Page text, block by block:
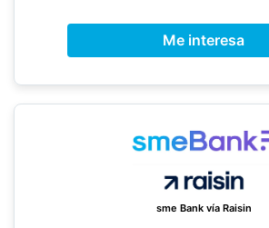
Me interesa
sme Bank vía Raisin